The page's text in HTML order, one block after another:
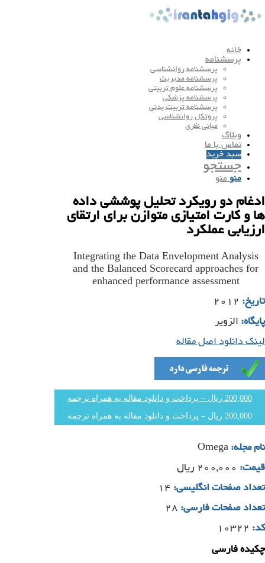
خانه
پرسشنامه
پرسشنامه روانشناسی
پرسشنامه مدیریت
پرسشنامه علوم تربیتی
پرسشنامه پزشکی
پرسشنامه تربیت بدنی
پروتکل روانشناسی
مبانی نظری
وبلاگ
تماس با ما
سبد خرید
جستجو
منو منو
ادغام دو رویکرد تحلیل پوششی داده
ها و کارت امتیازی متوازن برای ارتقای
ارزیابی عملکرد
Integrating the Data Envelopment Analysis
and the Balanced Scorecard approaches for
enhanced performance assessment
تاریخ:
پایگاه: الزویر
لینک دانلود اصل مقاله
200,000 ریال – پرداخت و دانلود مقاله به همراه ترجمه
نام مجله: Omega
قیمت:
تعداد صفحات انگلیسی:
تعداد صفحات فارسی:
کد: ۱۰۳۲۲
چکیده فارسی